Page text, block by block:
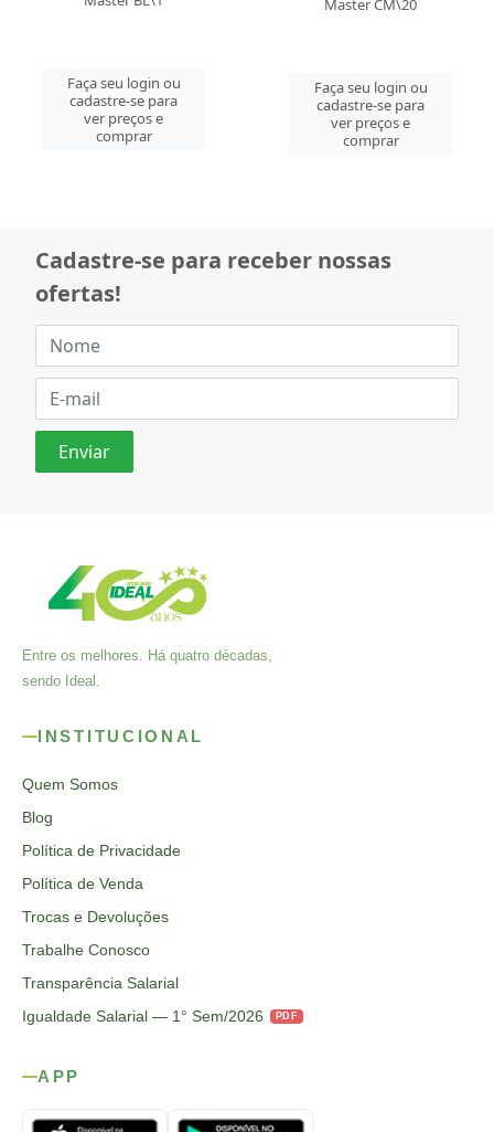
Faça seu login ou
cadastre-se para
ver preços e
comprar
Master CM\20
Faça seu login ou
cadastre-se para
ver preços e
comprar
Cadastre-se para receber nossas
ofertas!
Entre os melhores. Há quatro décadas,
sendo Ideal.
INSTITUCIONAL
Quem Somos
Blog
Política de Privacidade
Política de Venda
Trocas e Devoluções
Trabalhe Conosco
Transparência Salarial
Igualdade Salarial — 1° Sem/2026
PDF
APP